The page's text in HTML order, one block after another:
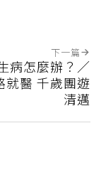
下一篇
病怎麼辦？／
就醫 千歲團遊
清邁